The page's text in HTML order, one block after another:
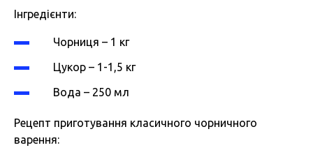
Інгредієнти:
Чорниця – 1 кг
Цукор – 1-1,5 кг
Вода – 250 мл
Рецепт приготування класичного чорничного
варення: